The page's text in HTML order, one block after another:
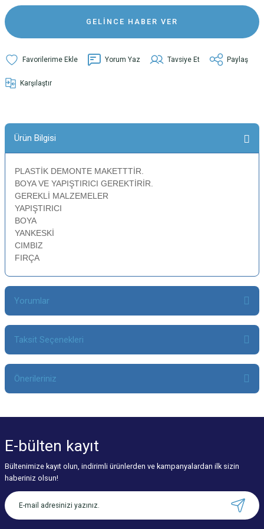
GELİNCE HABER VER
Yorum Yaz Tavsiye Et Paylaş
Karşılaştır
Ürün Bilgisi
PLASTİK DEMONTE MAKETTTİR.
BOYA VE YAPIŞTIRICI GEREKTİRİR.
GEREKLİ MALZEMELER
YAPIŞTIRICI
BOYA
YANKESKİ
CIMBIZ
FIRÇA
Yorumlar
Bu ürüne ilk yorumu siz yapın!
Taksit Seçenekleri
Önerileriniz
Görüş ve önerileriniz için teşekkür ederiz.
Ürün resmi kalitesiz, bozuk veya görüntülenemiyor.
Ürün açıklamasında eksik bilgiler bulunuyor.
Ürün bilgilerinde hatalar bulunuyor.
E-bülten kayıt
Bültenimize kayıt olun, indirimli ürünlerden ve kampanyalardan ilk sizin
haberiniz olsun!